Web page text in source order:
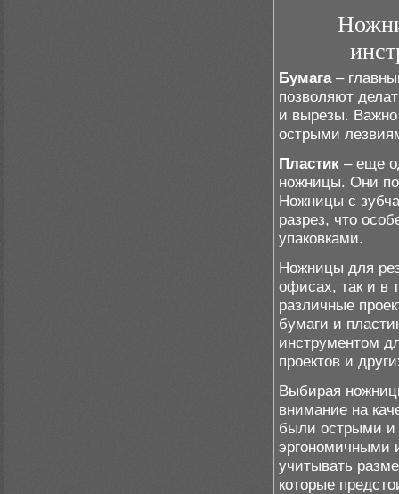
Бумага–
позволяют
и вырезы.
острыми
Пластик – еще
ножницы. Они
Ножницы с
разрез, что
упаковками.
Ножницы для
офисах, так и в
различные
бумаги и
инструментом
проектов и
Выбирая
внимание на
были острыми и
эргономичными
учитывать
которые